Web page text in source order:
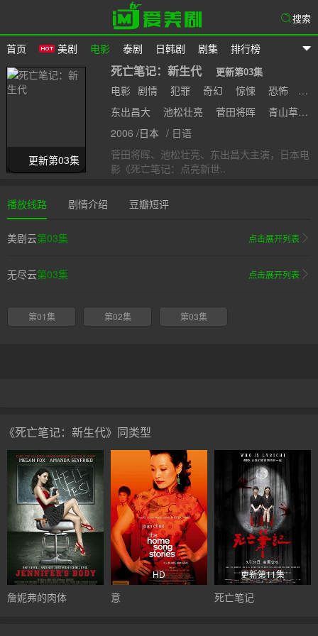
爱美剧
首页 美剧 电影 泰剧 日韩剧 剧集 排行榜
搜索
更新第03集
死亡笔记：新生代 更新第03集
电影 剧情 犯罪 奇幻 惊悚 恐怖
恐
东出昌大
池松壮亮 菅田将晖
青山草太
2006 /日本 / 日语
菅田将晖、池松壮亮、东出昌大主演，日本电
影《死亡笔记：点亮新世..
播放线路 剧情介绍 豆瓣短评
美剧云第03集 点击展开列表
无尽云第03集 点击展开列表
第01集 第02集 第03集
《死亡笔记：新生代》同类型
詹妮弗的肉体
HD
意
更新第11集
死亡笔记